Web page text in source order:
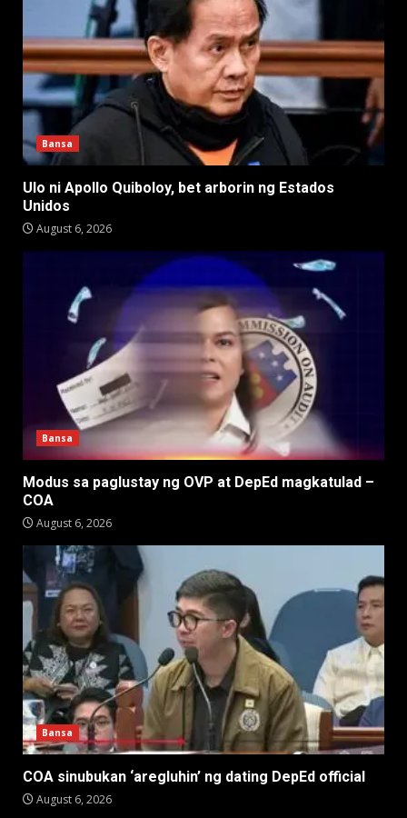
Bansa
Ulo ni Apollo Quiboloy, bet arborin ng Estados
Unidos
August 6, 2026
Bansa
Modus sa paglustay ng OVP at DepEd magkatulad –
COA
August 6, 2026
Bansa
COA sinubukan ‘aregluhin’ ng dating DepEd official
August 6, 2026